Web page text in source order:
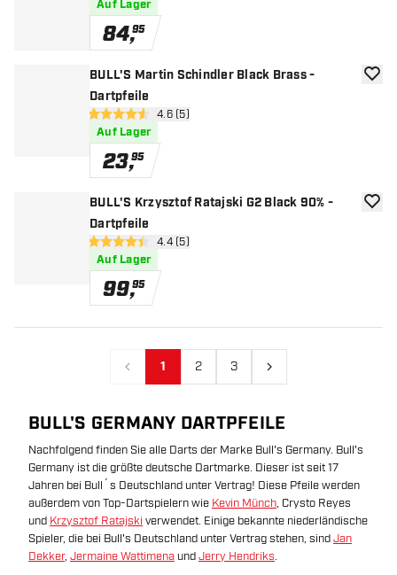
Auf Lager
84,95
BULL'S Martin Schindler Black Brass -
Dartpfeile
Bewertungsbereich öffnen
4.6 Bewertungssterne
4.6 (5)
Auf Lager
23,95
Zur
BULL'S Krzysztof Ratajski G2 Black 90% -
Dartpfeile
Bewertungsbereich öffnen
4.4 Bewertungssterne
4.4 (5)
Auf Lager
99,95
Zur
Vorherige
1 2 3 Nächste
BULL'S GERMANY DARTPFEILE
Nachfolgend finden Sie alle Darts der Marke Bull's Germany. Bull's
Germany ist die größte deutsche Dartmarke. Dieser ist seit 17
Jahren bei Bull´s Deutschland unter Vertrag! Diese Pfeile werden
außerdem von Top-Dartspielern wie Kevin Münch, Crysto Reyes
und Krzysztof Ratajski verwendet. Einige bekannte niederländische
Spieler, die bei Bull's Deutschland unter Vertrag stehen, sindJan
Dekker, Jermaine Wattimena undJerry Hendriks.